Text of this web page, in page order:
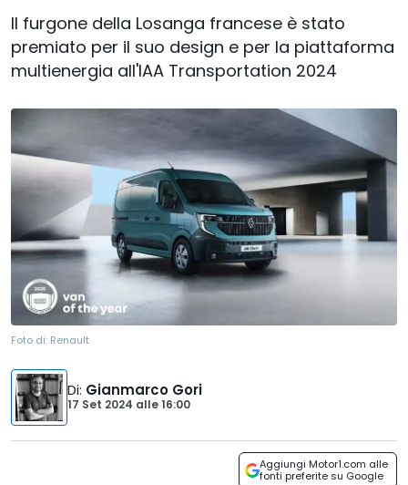
Il furgone della Losanga francese è stato
premiato per il suo design e per la piattaforma
multienergia all'IAA Transportation 2024
Foto di: Renault
Di: Gianmarco Gori
17 Set 2024 alle16:00
Aggiungi Motor1.com alle
fonti preferite su Google